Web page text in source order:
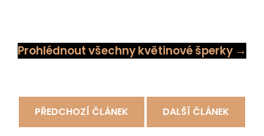
Prohlédnout všechny květinové šperky →
PŘEDCHOZÍ ČLÁNEK DALŠÍ ČLÁNEK